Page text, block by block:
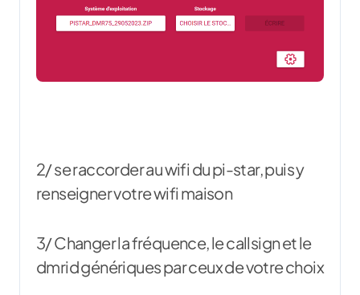
2/ se raccorder au wifi du pi-star, puis y
renseigner votre wifi maison
3/ Changer la fréquence, le callsign et le
dmrid génériques par ceux de votre choix